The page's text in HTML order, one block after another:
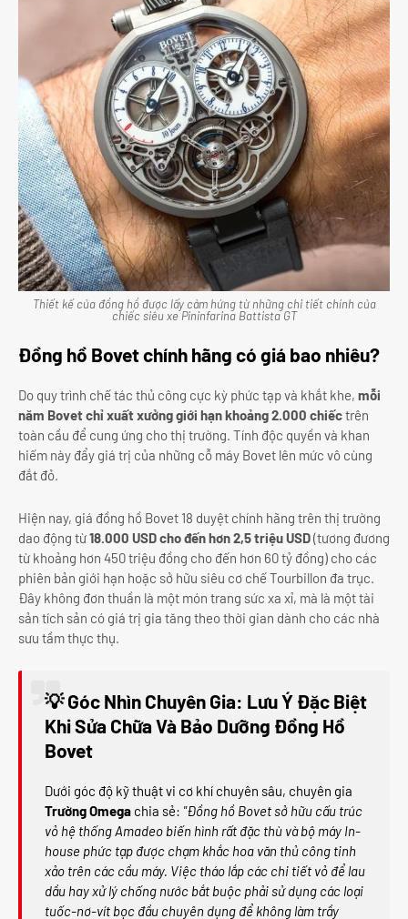
Thiết kế của đồng hồ được lấy cảm hứng từ những chi tiết chính của
chiếc siêu xe Pininfarina Battista GT
Đồng hồ Bovet chính hãng có giá bao nhiêu?
Do quy trình chế tác thủ công cực kỳ phức tạp và khắt khe, mỗi
năm Bovet chỉ xuất xưởng giới hạn khoảng 2.000 chiếctrên
toàn cầu để cung ứng cho thị trường. Tính độc quyền và khan
hiếm này đẩy giá trị của những cỗ máy Bovet lên mức vô cùng
đắt đỏ.
Hiện nay, giá đồng hồ Bovet 18 duyệt chính hãng trên thị trường
dao động từ18.000 USD cho đến hơn 2,5 triệu USD(tương đương
từ khoảng hơn 450 triệu đồng cho đến hơn 60 tỷ đồng) cho các
phiên bản giới hạn hoặc sở hữu siêu cơ chế Tourbillon đa trục.
Đây không đơn thuần là một món trang sức xa xỉ, mà là một tài
sản tích sản có giá trị gia tăng theo thời gian dành cho các nhà
sưu tầm thực thụ.
💡 Góc Nhìn Chuyên Gia: Lưu Ý Đặc Biệt
Khi Sửa Chữa Và Bảo Dưỡng Đồng Hồ
Bovet
Dưới góc độ kỹ thuật vi cơ khí chuyên sâu, chuyên gia
Trường Omega chia sẻ: "Đồng hồ Bovet sở hữu cấu trúc
vỏ hệ thống Amadeo biến hình rất đặc thù và bộ máy In-
house phức tạp được chạm khắc hoa văn thủ công tinh
xảo trên các cầu máy. Việc tháo lắp các chi tiết vỏ để lau
dầu hay xử lý chống nước bắt buộc phải sử dụng các loại
tuốc-nơ-vít bọc đầu chuyên dụng để không làm trầy